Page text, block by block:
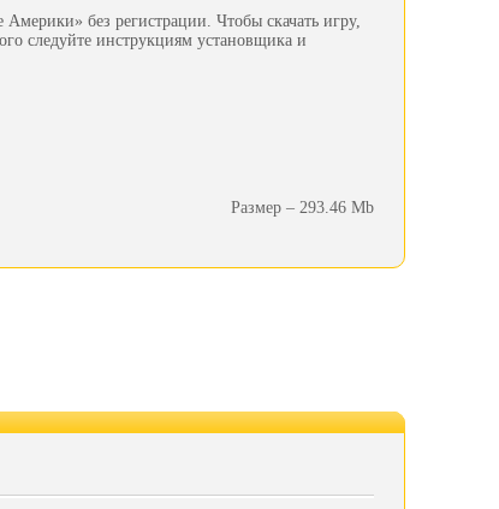
без регистрации. Чтобы скачать игру,
следуйте инструкциям установщика и
Размер – 293.46 Mb